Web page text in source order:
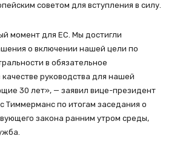
советом для вступления в силу.
момент для ЕС. Мы достигли
о включении нашей цели по
в обязательное
руководства для нашей
30 лет», — заявил вице-президент
Тиммерманс по итогам заседания о
закона ранним утром среды,